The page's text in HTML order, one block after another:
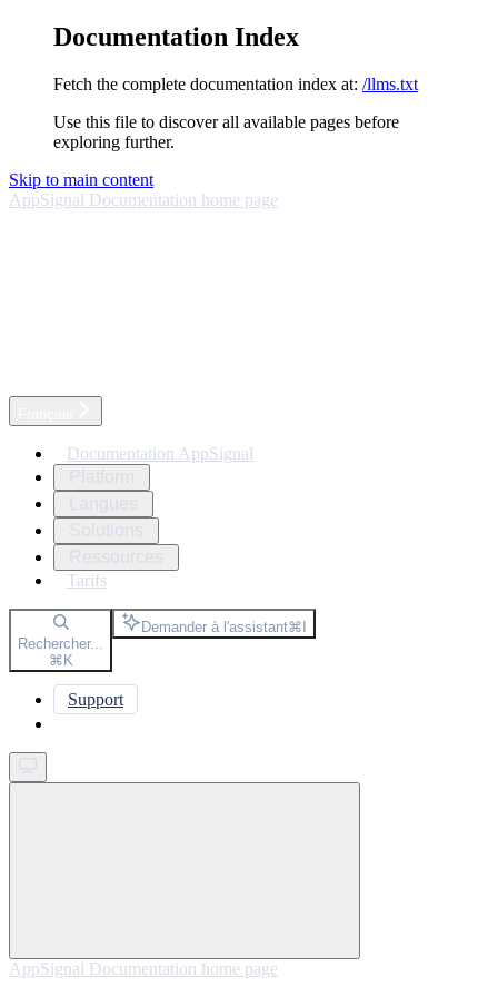
Documentation Index
Fetch the complete documentation index at: /llms.txt
Use this file to discover all available pages before
exploring further.
Skip to main content
AppSignal Documentation home page
Documentation AppSignal
Tarifs
Rechercher...
⌘K
Demander à l'assistant⌘I
Support
AppSignal Documentation home page